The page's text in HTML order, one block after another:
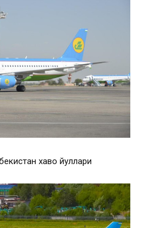
хаво йуллари